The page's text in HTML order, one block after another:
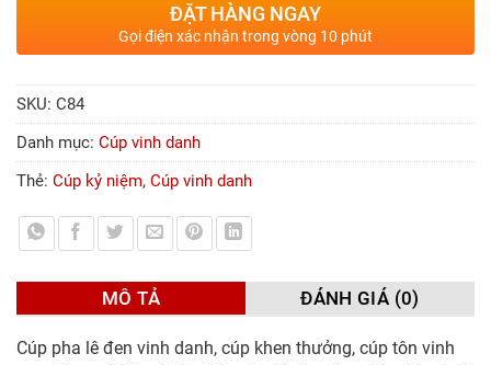
ĐẶT HÀNG NGAY
Gọi điện xác nhận trong vòng 10 phút
SKU: C84
Danh mục: Cúp vinh danh
Thẻ: Cúp kỷ niệm, Cúp vinh danh
MÔ TẢ ĐÁNH GIÁ (0)
Cúp pha lê đen vinh danh, cúp khen thưởng, cúp tôn vinh